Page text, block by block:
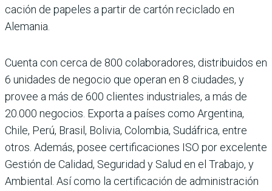
cación de papeles a partir de cartón reciclado en
Alemania.
Cuenta con cerca de 800 colaboradores, distribui­dos en
6 unidades de negocio que operan en 8 ciudades, y
provee a más de 600 clien­tes industriales, a más de
20.000 negocios. Exporta a países como Argentina,
Chile, Perú, Brasil, Bolivia, Colombia, Sudáfrica, entre
otros. Además, posee certi­ficaciones ISO por excelente
Gestión de Calidad, Seguri­dad y Salud en el Trabajo, y
Ambiental. Así como la cer­tificación de administración